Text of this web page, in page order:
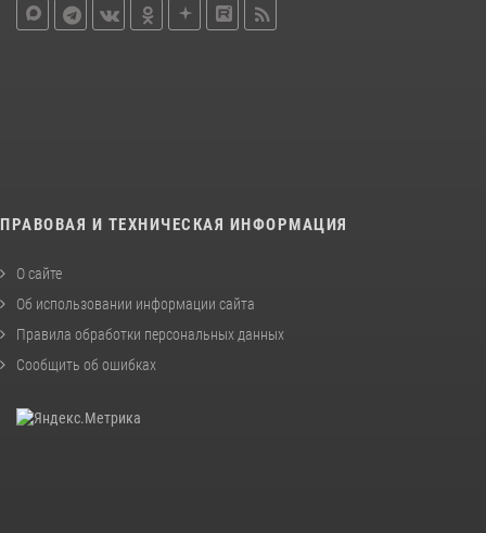
ПРАВОВАЯ И ТЕХНИЧЕСКАЯ ИНФОРМАЦИЯ
О сайте
Об использовании информации сайта
Правила обработки персональных данных
Сообщить об ошибках